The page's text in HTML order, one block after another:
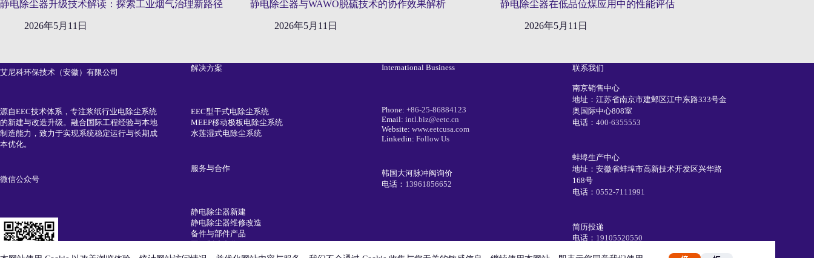
静电除尘器升级技术解读：探索工业烟气治理新路径
2026年5月11日
静电除尘器与WAWO脱硫技术的协作效果解析
2026年5月11日
静电除尘器在低品位煤应用中的性能评估
2026年5月11日
艾尼科环保技术（安徽）有限公司
源自EEC技术体系，专注浆纸行业电除尘系统
的新建与改造升级。融合国际工程经验与本地
制造能力，致力于实现系统稳定运行与长期成
本优化。
微信公众号
解决方案
EEC型干式电除尘系统
MEEP移动极板电除尘系统
水莲湿式电除尘系统
服务与合作
静电除尘器新建
静电除尘器维修改造
备件与部件产品
中国市场代理合作
International Business
Phone: +86-25-86884123
Email: intl.biz@eetc.cn
Website: www.eetcusa.com
Linkedin: Follow Us
韩国大河脉冲阀询价
电话： 13961856652
联系我们
南京销售中心
地址：江苏省南京市建邺区江中东路333号金
奥国际中心808室
电话： 400-6355553
蚌埠生产中心
地址：安徽省蚌埠市高新技术开发区兴华路
168号
电话： 0552-7111991
简历投递
电话： 19105520550